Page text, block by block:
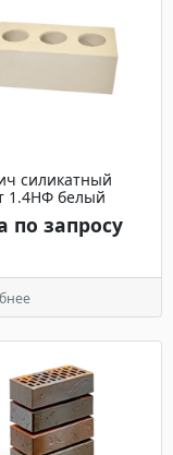
силикатный
1.4НФ белый
по запросу